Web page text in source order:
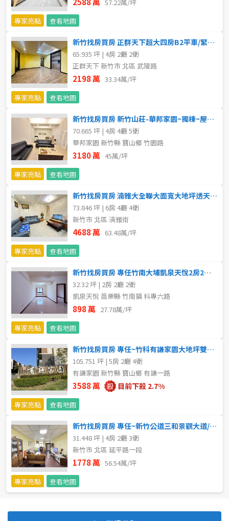
預設排序
4房
屋齡
不拘
5 年以下
5-10 年
20-30 年 30-40 年
40 年以上
售價
57.22萬/坪
專家亮點
查看地圖
新竹找房買房 正群天下超大四房B2平車/緊鄰中正路美食商圈
65.935 坪 | 4房 2廳 2衛
正群天下 新竹市 北區 武陵路
2198 萬 33.34萬/坪
專家亮點
查看地圖
新竹找房買房 新竹山莊-華邦家園~獨棟~屋況完美~馬上可入住
70.665 坪 | 4房 4廳 5衛
華邦家園 新竹縣 寶山鄉 竹園路
3180 萬 45萬/坪
專家亮點
查看地圖
新竹找房買房 湳雅大全聯大面寬大地坪透天黃金住店
73.846 坪 | 6房 4廳 4衛
新竹市 北區 湳雅街
4688 萬 63.48萬/坪
專家亮點
查看地圖
新竹找房買房 專任竹南大埔凱泉天悅2房2衛雙贏宅+車位
32.32 坪 | 2房 2廳 2衛
凱泉天悅 苗栗縣 竹南鎮 科專六路
898 萬 27.78萬/坪
專家亮點
查看地圖
新竹找房買房 專任~竹科有謙家園大地坪雙車電梯別墅/寶山交流道
105.751 坪 | 5房 2廳 4衛
有謙家園 新竹縣 寶山鄉 有謙一路
3588 萬 目前下殺 2.7%
專家亮點 查看地圖
新竹找房買房 專任~新竹公道三和景觀大道/延平和南勢活巷大透天
31.448 坪 | 4房 2廳 3衛
新竹市 北區 延平路一段
1778 萬 56.54萬/坪
專家亮點
查看地圖